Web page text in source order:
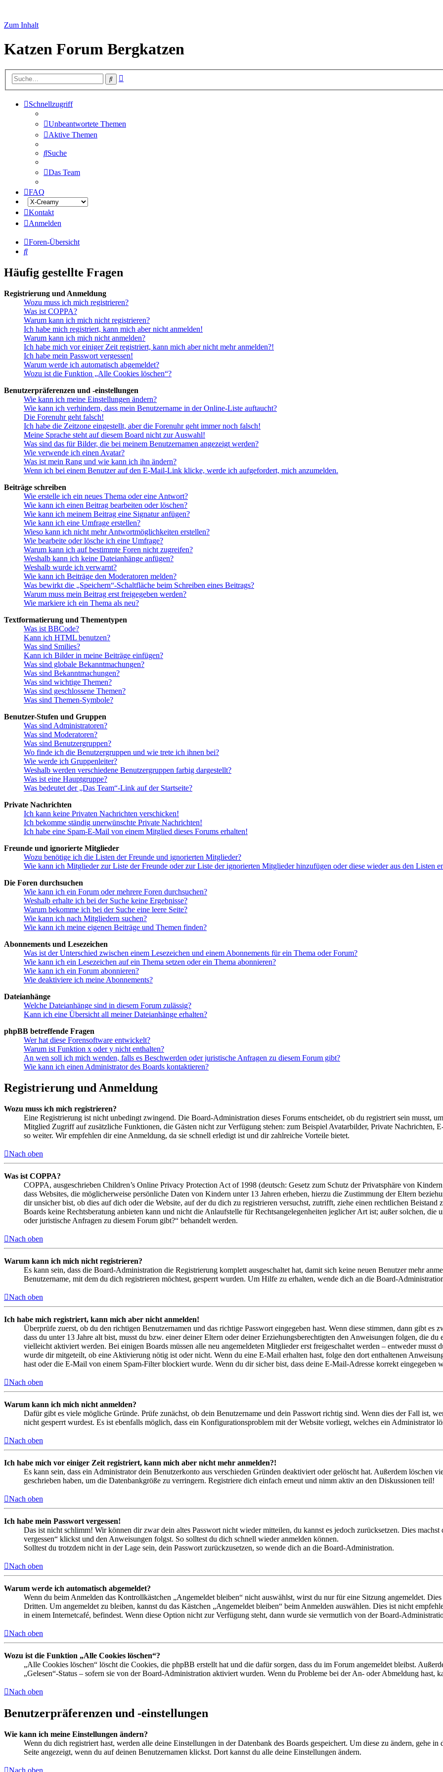
Zum Inhalt
Katzen Forum Bergkatzen
Suche
Schnellzugriff
Unbeantwortete Themen
Aktive Themen
Suche
Das Team
FAQ
Kontakt
Anmelden
Foren-Übersicht
Suche
Häufig gestellte Fragen
Registrierung und Anmeldung
Wozu muss ich mich registrieren?
Was ist COPPA?
Warum kann ich mich nicht registrieren?
Ich habe mich registriert, kann mich aber nicht anmelden!
Warum kann ich mich nicht anmelden?
Ich habe mich vor einiger Zeit registriert, kann mich aber nicht mehr anmelden?!
Ich habe mein Passwort vergessen!
Warum werde ich automatisch abgemeldet?
Wozu ist die Funktion „Alle Cookies löschen“?
Benutzerpräferenzen und -einstellungen
Wie kann ich meine Einstellungen ändern?
Wie kann ich verhindern, dass mein Benutzername in der Online-Liste auftaucht?
Die Forenuhr geht falsch!
Ich habe die Zeitzone eingestellt, aber die Forenuhr geht immer noch falsch!
Meine Sprache steht auf diesem Board nicht zur Auswahl!
Was sind das für Bilder, die bei meinem Benutzernamen angezeigt werden?
Wie verwende ich einen Avatar?
Was ist mein Rang und wie kann ich ihn ändern?
Wenn ich bei einem Benutzer auf den E-Mail-Link klicke, werde ich aufgefordert, mich anzumelden.
Beiträge schreiben
Wie erstelle ich ein neues Thema oder eine Antwort?
Wie kann ich einen Beitrag bearbeiten oder löschen?
Wie kann ich meinem Beitrag eine Signatur anfügen?
Wie kann ich eine Umfrage erstellen?
Wieso kann ich nicht mehr Antwortmöglichkeiten erstellen?
Wie bearbeite oder lösche ich eine Umfrage?
Warum kann ich auf bestimmte Foren nicht zugreifen?
Weshalb kann ich keine Dateianhänge anfügen?
Weshalb wurde ich verwarnt?
Wie kann ich Beiträge den Moderatoren melden?
Was bewirkt die „Speichern“-Schaltfläche beim Schreiben eines Beitrags?
Warum muss mein Beitrag erst freigegeben werden?
Wie markiere ich ein Thema als neu?
Textformatierung und Thementypen
Was ist BBCode?
Kann ich HTML benutzen?
Was sind Smilies?
Kann ich Bilder in meine Beiträge einfügen?
Was sind globale Bekanntmachungen?
Was sind Bekanntmachungen?
Was sind wichtige Themen?
Was sind geschlossene Themen?
Was sind Themen-Symbole?
Benutzer-Stufen und Gruppen
Was sind Administratoren?
Was sind Moderatoren?
Was sind Benutzergruppen?
Wo finde ich die Benutzergruppen und wie trete ich ihnen bei?
Wie werde ich Gruppenleiter?
Weshalb werden verschiedene Benutzergruppen farbig dargestellt?
Was ist eine Hauptgruppe?
Was bedeutet der „Das Team“-Link auf der Startseite?
Private Nachrichten
Ich kann keine Privaten Nachrichten verschicken!
Ich bekomme ständig unerwünschte Private Nachrichten!
Ich habe eine Spam-E-Mail von einem Mitglied dieses Forums erhalten!
Freunde und ignorierte Mitglieder
Wozu benötige ich die Listen der Freunde und ignorierten Mitglieder?
Wie kann ich Mitglieder zur Liste der Freunde oder zur Liste der ignorierten Mitglieder hinzufügen oder diese wieder aus den Listen
Die Foren durchsuchen
Wie kann ich ein Forum oder mehrere Foren durchsuchen?
Weshalb erhalte ich bei der Suche keine Ergebnisse?
Warum bekomme ich bei der Suche eine leere Seite?
Wie kann ich nach Mitgliedern suchen?
Wie kann ich meine eigenen Beiträge und Themen finden?
Abonnements und Lesezeichen
Was ist der Unterschied zwischen einem Lesezeichen und einem Abonnements für ein Thema oder Forum?
Wie kann ich ein Lesezeichen auf ein Thema setzen oder ein Thema abonnieren?
Wie kann ich ein Forum abonnieren?
Wie deaktiviere ich meine Abonnements?
Dateianhänge
Welche Dateianhänge sind in diesem Forum zulässig?
Kann ich eine Übersicht all meiner Dateianhänge erhalten?
phpBB betreffende Fragen
Wer hat diese Forensoftware entwickelt?
Warum ist Funktion x oder y nicht enthalten?
An wen soll ich mich wenden, falls es Beschwerden oder juristische Anfragen zu diesem Forum gibt?
Wie kann ich einen Administrator des Boards kontaktieren?
Registrierung und Anmeldung
Wozu muss ich mich registrieren?
Eine Registrierung ist nicht unbedingt zwingend. Die Board-Administration dieses Forums entscheidet, ob du registriert sein musst,
Mitglied Zugriff auf zusätzliche Funktionen, die Gästen nicht zur Verfügung stehen: zum Beispiel Avatarbilder, Private Nachrichten,
so weiter. Wir empfehlen dir eine Anmeldung, da sie schnell erledigt ist und dir zahlreiche Vorteile bietet.
Nach oben
Was ist COPPA?
COPPA, ausgeschrieben Children’s Online Privacy Protection Act of 1998 (deutsch: Gesetz zum Schutz der Privatsphäre von
dass Websites, die möglicherweise persönliche Daten von Kindern unter 13 Jahren erheben, hierzu die Zustimmung der Eltern
dir unsicher bist, ob dies auf dich oder die Website, auf der du dich zu registrieren versuchst, zutrifft, ziehe einen rechtlichen
Boards keine Rechtsberatung anbieten kann und nicht die Anlaufstelle für Rechtsangelegenheiten jeglicher Art ist; außer solchen,
oder juristische Anfragen zu diesem Forum gibt?“ behandelt werden.
Nach oben
Warum kann ich mich nicht registrieren?
Es kann sein, dass die Board-Administration die Registrierung komplett ausgeschaltet hat, damit sich keine neuen Benutzer mehr
Benutzername, mit dem du dich registrieren möchtest, gesperrt wurden. Um Hilfe zu erhalten, wende dich an die Board-
Nach oben
Ich habe mich registriert, kann mich aber nicht anmelden!
Überprüfe zuerst, ob du den richtigen Benutzernamen und das richtige Passwort eingegeben hast. Wenn diese stimmen, dann gibt es
dass du unter 13 Jahre alt bist, musst du bzw. einer deiner Eltern oder deiner Erziehungsberechtigten den Anweisungen folgen, die
vielleicht aktiviert werden. Bei einigen Boards müssen alle neu angemeldeten Mitglieder erst freigeschaltet werden – entweder musst
wurde dir mitgeteilt, ob eine Aktivierung nötig ist oder nicht. Wenn du eine E-Mail erhalten hast, folge den dort enthaltenen
hast oder die E-Mail von einem Spam-Filter blockiert wurde. Wenn du dir sicher bist, dass deine E-Mail-Adresse korrekt eingegeben
Nach oben
Warum kann ich mich nicht anmelden?
Dafür gibt es viele mögliche Gründe. Prüfe zunächst, ob dein Benutzername und dein Passwort richtig sind. Wenn dies der Fall ist,
nicht gesperrt wurdest. Es ist ebenfalls möglich, dass ein Konfigurationsproblem mit der Website vorliegt, welches ein Administrator
Nach oben
Ich habe mich vor einiger Zeit registriert, kann mich aber nicht mehr anmelden?!
Es kann sein, dass ein Administrator dein Benutzerkonto aus verschieden Gründen deaktiviert oder gelöscht hat. Außerdem löschen
geschrieben haben, um die Datenbankgröße zu verringern. Registriere dich einfach erneut und nimm aktiv an den Diskussionen teil!
Nach oben
Ich habe mein Passwort vergessen!
Das ist nicht schlimm! Wir können dir zwar dein altes Passwort nicht wieder mitteilen, du kannst es jedoch zurücksetzen. Dies
vergessen“ klickst und den Anweisungen folgst. So solltest du dich schnell wieder anmelden können.
Solltest du trotzdem nicht in der Lage sein, dein Passwort zurückzusetzen, so wende dich an die Board-Administration.
Nach oben
Warum werde ich automatisch abgemeldet?
Wenn du beim Anmelden das Kontrollkästchen „Angemeldet bleiben“ nicht auswählst, wirst du nur für eine Sitzung angemeldet.
Dritten. Um angemeldet zu bleiben, kannst du das Kästchen „Angemeldet bleiben“ beim Anmelden auswählen. Dies ist nicht
in einem Internetcafé, befindest. Wenn diese Option nicht zur Verfügung steht, dann wurde sie vermutlich von der Board-
Nach oben
Wozu ist die Funktion „Alle Cookies löschen“?
„Alle Cookies löschen“ löscht die Cookies, die phpBB erstellt hat und die dafür sorgen, dass du im Forum angemeldet bleibst.
„Gelesen“-Status – sofern sie von der Board-Administration aktiviert wurden. Wenn du Probleme bei der An- oder Abmeldung hast,
Nach oben
Benutzerpräferenzen und -einstellungen
Wie kann ich meine Einstellungen ändern?
Wenn du dich registriert hast, werden alle deine Einstellungen in der Datenbank des Boards gespeichert. Um diese zu ändern, gehe
Seite angezeigt, wenn du auf deinen Benutzernamen klickst. Dort kannst du alle deine Einstellungen ändern.
Nach oben